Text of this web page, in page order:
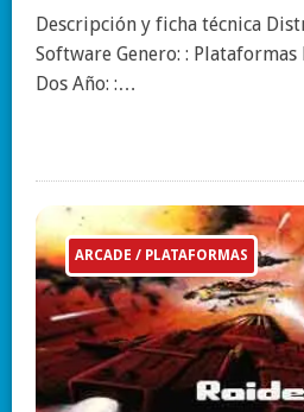
Descripción y ficha técnica
Software Genero: : Plataformas
Dos Año: :…
ARCADE / PLATAFORMAS